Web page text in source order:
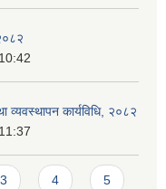
व्यवस्थापन कार्यविधि, २०८२
3 4 5